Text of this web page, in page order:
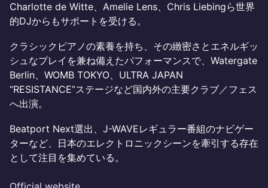
Charlotte de Witte、Amelie Lens、Chris Liebingら世界
的DJからもサポートを受ける。
クラシックピアノの素養を持ち、その緻密さとエネルギッ
シュなプレイを兼ね備えたパフォーマンスで、Watergate
Berlin、WOMB TOKYO、ULTRA JAPAN
“RESISTANCE”ステージなど国内外の主要クラブ／フェス
へ出演。
Beatport Next選出、J-WAVEレギュラー番組のナビゲー
ターなど、日本のエレクトロニックシーンを牽引する存在
として注目を集めている。